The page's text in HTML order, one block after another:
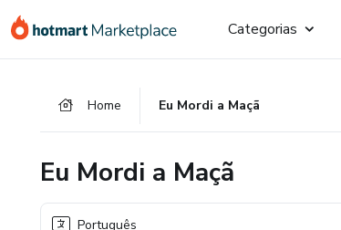
para
para
para
Categorias
Home Eu Mordi a Maçã
Eu Mordi a Maçã
Português